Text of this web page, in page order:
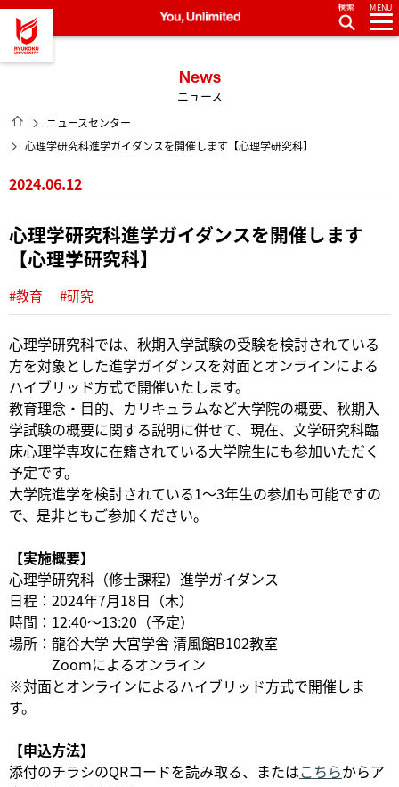
龍谷大学 You, Unlimited
MENU
News
ニュース
HOME
ニュースセンター
心理学研究科進学ガイダンスを開催します【心理学研究科】
2024.06.12
心理学研究科進学ガイダンスを開催します
【心理学研究科】
#教育 #研究
心理学研究科では、秋期入学試験の受験を検討されている
方を対象とした進学ガイダンスを対面とオンラインによる
ハイブリッド方式で開催いたします。
教育理念・目的、カリキュラムなど大学院の概要、秋期入
学試験の概要に関する説明に併せて、現在、文学研究科臨
床心理学専攻に在籍されている大学院生にも参加いただく
予定です。
大学院進学を検討されている1～3年生の参加も可能ですの
で、是非ともご参加ください。
【実施概要】
心理学研究科（修士課程）進学ガイダンス
日程：2024年7月18日（木）
時間：12:40～13:20（予定）
場所：龍谷大学 大宮学舎 清風館B102教室
Zoomによるオンライン
※対面とオンラインによるハイブリッド方式で開催しま
す。
【申込方法】
添付のチラシのQRコードを読み取る、またはこちらからア